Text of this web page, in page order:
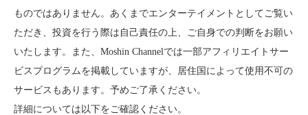
ものではありません。あくまでエンターテイメントとしてご覧い
ただき、投資を行う際は自己責任の上、ご自身での判断をお願い
いたします。また、Moshin Channelでは一部アフィリエイトサー
ビスプログラムを掲載していますが、居住国によって使用不可の
サービスもあります。予めご了承ください。
詳細については以下をご確認ください。